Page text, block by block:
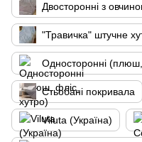
Двосторонні з
"Травичка" штучне
Односторонні
Стьобані покривала
Viluta (Україна)